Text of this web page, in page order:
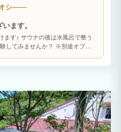
シ
ます。
ます♪ サウナの後は水風呂で整う
してみませんか？ ※別途オプシ